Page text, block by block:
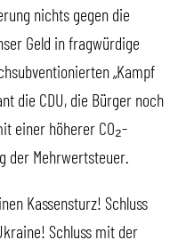
nichts gegen die
Geld in fragwürdige
„Kampf
die CDU, die Bürger noch
einer höherer CO₂-
der Mehrwertsteuer.
Kassensturz! Schluss
Schluss mit der